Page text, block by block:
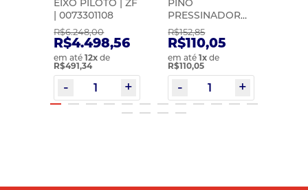
EIXO PILOTO | ZF
| 0073301108
R$6.248,00
R$4.498,56
em até12x de
R$491,34
PINO
PRESSINADOR
BRANCO (MAIS
PESADO) | MIC |
1882
R$152,85
R$110,05
em até1x de
R$110,05